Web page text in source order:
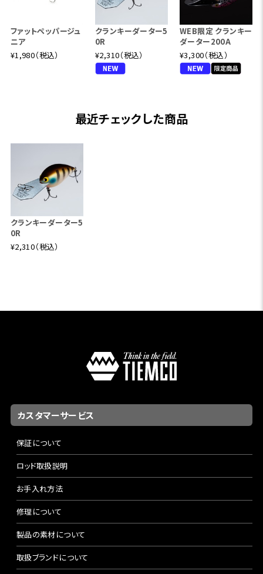
ファットペッパージュ
ニア
¥1,980（税込）
クランキーダーター5
0R
¥2,310（税込）
WEB限定 クランキー
ダーター200A
¥3,300（税込）
最近チェックした商品
クランキーダーター5
0R
¥2,310（税込）
カスタマーサービス
保証について
ロッド取扱説明
お手入れ方法
修理について
製品の素材について
取扱ブランドについて